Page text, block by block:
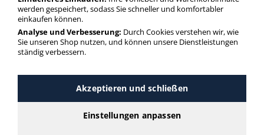
mehr Infos zur Kategorie
werden gespeichert, sodass Sie schneller und komfortabler
einkaufen können.
Analyse und Verbesserung: Durch Cookies verstehen wir, wie
Sie unseren Shop nutzen, und können unsere Dienstleistungen
ständig verbessern.
Akzeptieren und schließen
Einstellungen anpassen